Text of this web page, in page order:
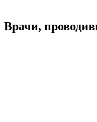
Врачи,